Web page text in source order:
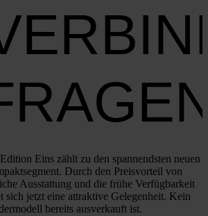
Eins zählt zu den span­nends­ten neu­en
Durch den Preis­vor­teil von
Aus­stat­tung und die frü­he Ver­füg­bar­keit
sich jetzt eine attrak­ti­ve Gele­gen­heit. Kein
bereits aus­ver­kauft ist.